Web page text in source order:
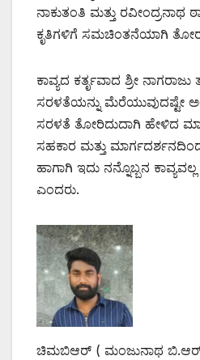
ನಾಕುತಂತಿ ಮತ್ತು
ಕೃತಿಗಳಿಗೆ ಸಮಚಿಂತನೆಯಾಗಿ
ಕಾವ್ಯದ ಕರ್ತೃವಾದ ಶ್ರೀ ನಾಗರಾಜು
ಸರಳತೆಯನ್ನು ಮೆರೆಯುವುದಷ್ಟೇ
ಸರಳತೆ ತೋರಿದುದಾಗಿ ಹೇಳಿದ
ಸಹಕಾರ ಮತ್ತು
ಹಾಗಾಗಿ ಇದು ನನ್ನೊಬ್ಬನ
ಎಂದರು.
ಚಿಮಬಿಆರ್ ( ಮಂಜುನಾಥ